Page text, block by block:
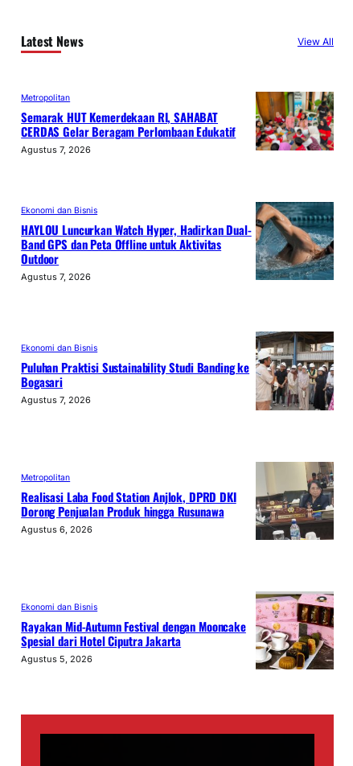
Latest News View All
Metropolitan
Semarak HUT Kemerdekaan RI, SAHABAT
CERDAS Gelar Beragam Perlombaan Edukatif
Agustus 7, 2026
Ekonomi dan Bisnis
HAYLOU Luncurkan Watch Hyper, Hadirkan Dual-
Band GPS dan Peta Offline untuk Aktivitas
Outdoor
Agustus 7, 2026
Ekonomi dan Bisnis
Puluhan Praktisi Sustainability Studi Banding ke
Bogasari
Agustus 7, 2026
Metropolitan
Realisasi Laba Food Station Anjlok, DPRD DKI
Dorong Penjualan Produk hingga Rusunawa
Agustus 6, 2026
Ekonomi dan Bisnis
Rayakan Mid-Autumn Festival dengan Mooncake
Spesial dari Hotel Ciputra Jakarta
Agustus 5, 2026